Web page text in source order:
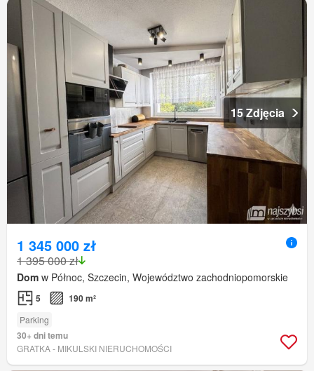
15 Zdjęcia
1 345 000 zł
1 395 000 zł
Dom w Północ, Szczecin, Województwo zachodniopomorskie
5 190 m²
Parking
30+ dni temu
GRATKA - MIKULSKI NIERUCHOMOŚCI